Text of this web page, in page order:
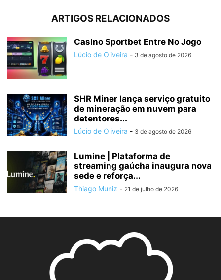
ARTIGOS RELACIONADOS
Casino Sportbet Entre No Jogo
Lúcio de Oliveira - 3 de agosto de 2026
SHR Miner lança serviço gratuito
de mineração em nuvem para
detentores...
Lúcio de Oliveira - 3 de agosto de 2026
Lumine | Plataforma de
streaming gaúcha inaugura nova
sede e reforça...
Thiago Muniz - 21 de julho de 2026